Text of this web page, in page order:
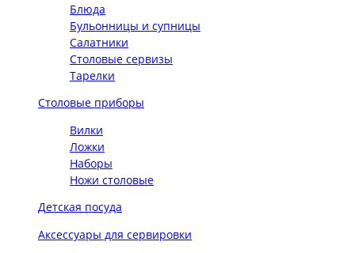
Блюда
Бульонницы и супницы
Салатники
Столовые сервизы
Тарелки
Столовые приборы
Вилки
Ложки
Наборы
Ножи столовые
Детская посуда
Аксессуары для сервировки